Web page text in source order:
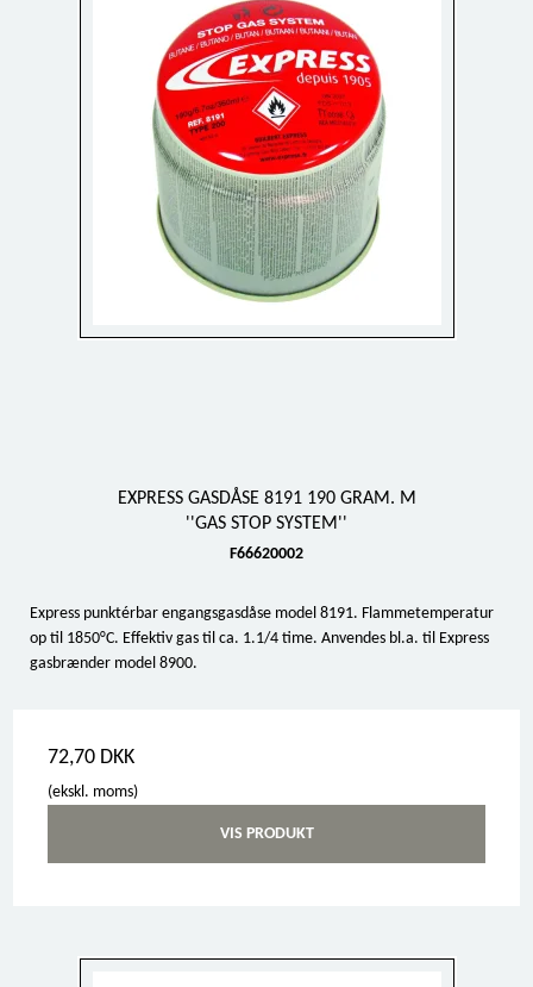
EXPRESS GASDÅSE 8191 190 GRAM. M
''GAS STOP SYSTEM''
F66620002
Express punktérbar engangsgasdåse model 8191. Flammetemperatur
op til 1850°C. Effektiv gas til ca. 1.1/4 time. Anvendes bl.a. til Express
gasbrænder model 8900.
72,70 DKK
(ekskl. moms)
VIS PRODUKT